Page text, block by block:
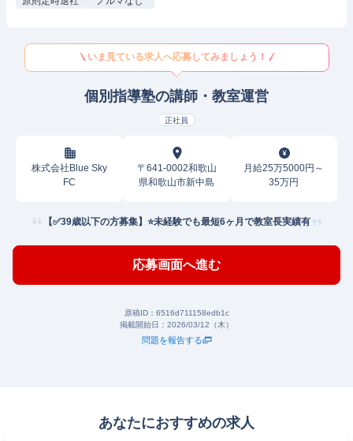
いま見ている求人へ応募してみましょう！
個別指導塾の講師・教室運営
正社員
株式会社Blue Sky
FC
〒641-0002和歌山
県和歌山市新中島
月給25万5000円～
35万円
【✅39歳以下の方募集】⭐未経験でも最短6ヶ月で教室長実績有
応募画面へ進む
原稿ID： 6516d711158edb1c
掲載開始日： 2026/03/12（木）
問題を報告する
あなたにおすすめの求人